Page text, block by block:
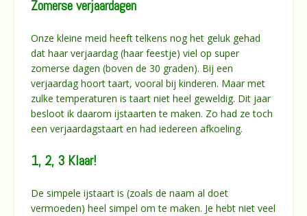
Zomerse verjaardagen
Onze kleine meid heeft telkens nog het geluk gehad
dat haar verjaardag (haar feestje) viel op super
zomerse dagen (boven de 30 graden). Bij een
verjaardag hoort taart, vooral bij kinderen. Maar met
zulke temperaturen is taart niet heel geweldig. Dit jaar
besloot ik daarom ijstaarten te maken. Zo had ze toch
een verjaardagstaart en had iedereen afkoeling.
1, 2, 3 Klaar!
De simpele ijstaart is (zoals de naam al doet
vermoeden) heel simpel om te maken. Je hebt niet veel